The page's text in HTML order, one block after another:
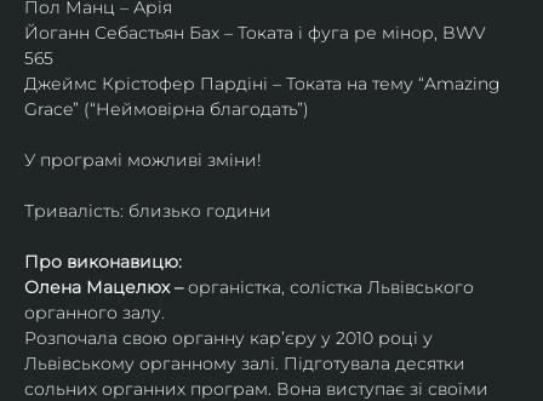
Пол Манц – Арія
Йоганн Себастьян Бах – Токата і фуга ре мінор, BWV
565
Джеймс Крістофер Пардіні – Токата на тему “Amazing
Grace” (“Неймовірна благодать”)
У програмі можливі зміни!
Тривалість: близько години
Про виконавицю:
Олена Мацелюх – органістка, солістка Львівського
органного залу.
Розпочала свою органну кар’єру у 2010 році у
Львівському органному залі. Підготувала десятки
сольних органних програм. Вона виступає зі своїми